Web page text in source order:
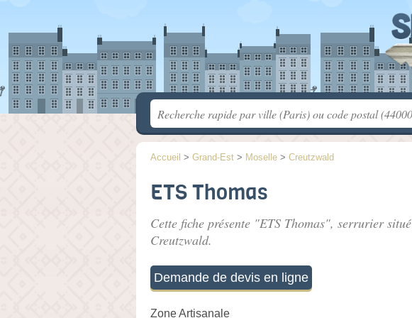
Accueil > Grand-Est > Moselle > Creutzwald
ETS Thomas
Cette fiche présente "ETS Thomas", serrurier situé
Creutzwald.
Demande de devis en ligne
Zone Artisanale